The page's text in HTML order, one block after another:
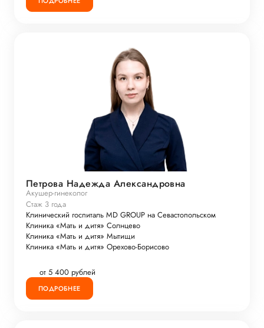
Петрова Надежда Александровна
Акушер-гинеколог
Стаж 3 года
Клинический госпиталь MD GROUP на Севастопольском
Клиника «Мать и дитя» Солнцево
Клиника «Мать и дитя» Мытищи
Клиника «Мать и дитя» Орехово-Борисово
от 5 400 рублей
ПОДРОБНЕЕ